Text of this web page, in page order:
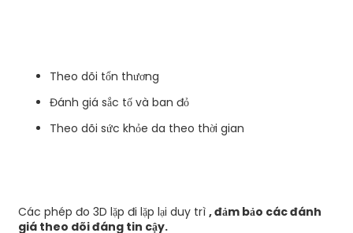
Theo dõi tổn thương
Đánh giá sắc tố và ban đỏ
Theo dõi sức khỏe da theo thời gian
Các phép đo 3D lặp đi lặp lại duy trì , đảm bảo các đánh
giá theo dõi đáng tin cậy.